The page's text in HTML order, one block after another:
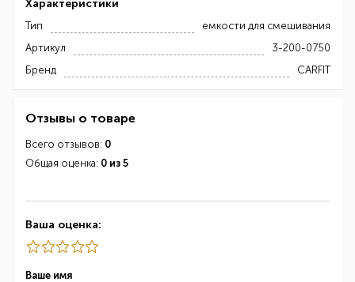
Характеристики
Тип
емкости для смешивания
Артикул
3-200-0750
Бренд
CARFIT
Отзывы о товаре
Всего отзывов: 0
Общая оценка: 0 из 5
Ваша оценка:
Ваше имя